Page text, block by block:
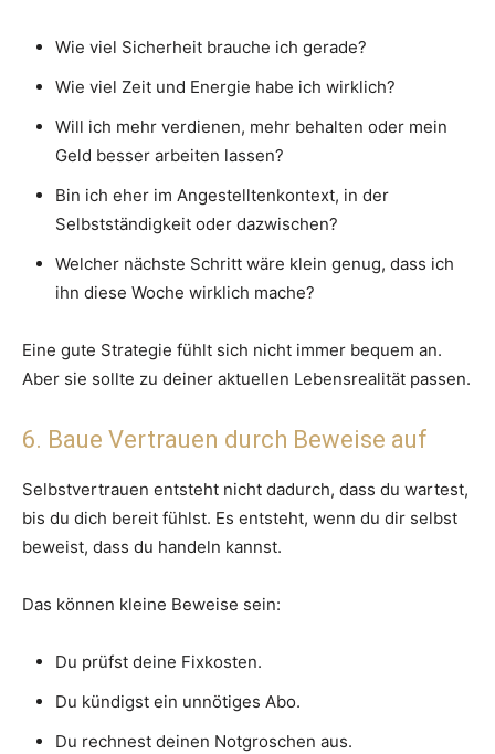
Wie viel Sicherheit brauche ich gerade?
Wie viel Zeit und Energie habe ich wirklich?
Will ich mehr verdienen, mehr behalten oder mein
Geld besser arbeiten lassen?
Bin ich eher im Angestelltenkontext, in der
Selbstständigkeit oder dazwischen?
Welcher nächste Schritt wäre klein genug, dass ich
ihn diese Woche wirklich mache?
Eine gute Strategie fühlt sich nicht immer bequem an.
Aber sie sollte zu deiner aktuellen Lebensrealität passen.
6. Baue Vertrauen durch Beweise auf
Selbstvertrauen entsteht nicht dadurch, dass du wartest,
bis du dich bereit fühlst. Es entsteht, wenn du dir selbst
beweist, dass du handeln kannst.
Das können kleine Beweise sein:
Du prüfst deine Fixkosten.
Du kündigst ein unnötiges Abo.
Du rechnest deinen Notgroschen aus.